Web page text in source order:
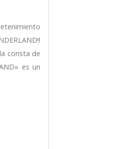
consta de
es un